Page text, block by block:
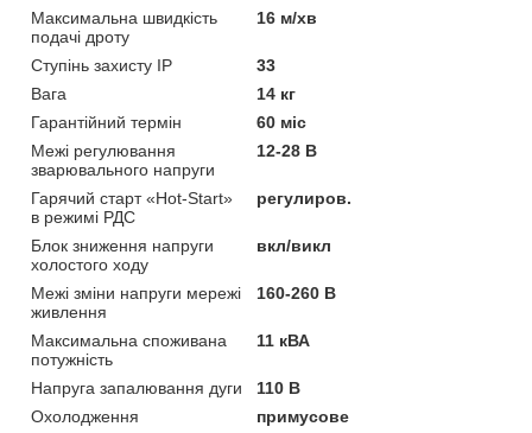
Максимальна швидкість
подачі дроту
16 м/хв
Ступінь захисту IP
33
Вага
14 кг
Гарантійний термін
60 міс
Межі регулювання
зварювального напруги
12-28 В
Гарячий старт «Hot-Start»
в режимі РДС
регулиров.
Блок зниження напруги
холостого ходу
вкл/викл
Межі зміни напруги мережі
живлення
160-260 В
Максимальна споживана
потужність
11 кВА
Напруга запалювання дуги
110 В
Охолодження
примусове